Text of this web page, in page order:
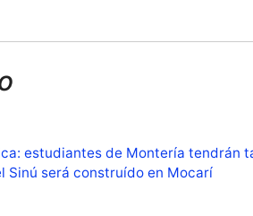
estudiantes de Montería tendrán
Sinú será construído en Mocarí